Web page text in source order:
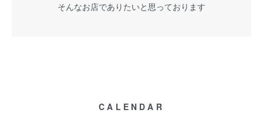
そんなお店でありたいと思っております
CALENDAR